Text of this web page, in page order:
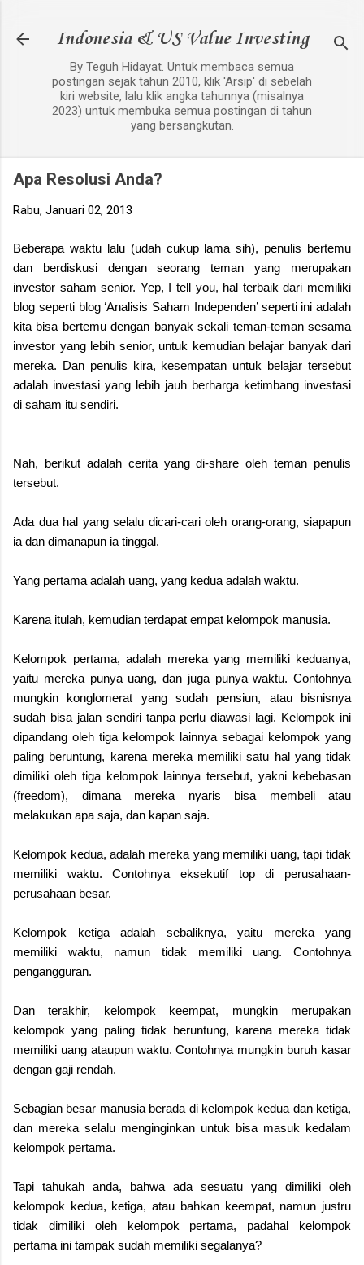
Indonesia & US Value Investing
By Teguh Hidayat. Untuk membaca semua
postingan sejak tahun 2010, klik 'Arsip' di sebelah
kiri website, lalu klik angka tahunnya (misalnya
2023) untuk membuka semua postingan di tahun
yang bersangkutan.
Apa Resolusi Anda?
Rabu, Januari 02, 2013
Beberapa waktu lalu (udah cukup lama sih), penulis bertemu
dan berdiskusi dengan seorang teman yang merupakan
investor saham senior. Yep, I tell you, hal terbaik dari memiliki
blog seperti blog ‘Analisis Saham Independen’ seperti ini adalah
kita bisa bertemu dengan banyak sekali teman-teman sesama
investor yang lebih senior, untuk kemudian belajar banyak dari
mereka. Dan penulis kira, kesempatan untuk belajar tersebut
adalah investasi yang lebih jauh berharga ketimbang investasi
di saham itu sendiri.
Nah, berikut adalah cerita yang di-share oleh teman penulis
tersebut.
Ada dua hal yang selalu dicari-cari oleh orang-orang, siapapun
ia dan dimanapun ia tinggal.
Yang pertama adalah uang, yang kedua adalah waktu.
Karena itulah, kemudian terdapat empat kelompok manusia.
Kelompok pertama, adalah mereka yang memiliki keduanya,
yaitu mereka punya uang, dan juga punya waktu. Contohnya
mungkin konglomerat yang sudah pensiun, atau bisnisnya
sudah bisa jalan sendiri tanpa perlu diawasi lagi. Kelompok ini
dipandang oleh tiga kelompok lainnya sebagai kelompok yang
paling beruntung, karena mereka memiliki satu hal yang tidak
dimiliki oleh tiga kelompok lainnya tersebut, yakni kebebasan
(freedom), dimana mereka nyaris bisa membeli atau
melakukan apa saja, dan kapan saja.
Kelompok kedua, adalah mereka yang memiliki uang, tapi tidak
memiliki waktu. Contohnya eksekutif top di perusahaan-
perusahaan besar.
Kelompok ketiga adalah sebaliknya, yaitu mereka yang
memiliki waktu, namun tidak memiliki uang. Contohnya
pengangguran.
Dan terakhir, kelompok keempat, mungkin merupakan
kelompok yang paling tidak beruntung, karena mereka tidak
memiliki uang ataupun waktu. Contohnya mungkin buruh kasar
dengan gaji rendah.
Sebagian besar manusia berada di kelompok kedua dan ketiga,
dan mereka selalu menginginkan untuk bisa masuk kedalam
kelompok pertama.
Tapi tahukah anda, bahwa ada sesuatu yang dimiliki oleh
kelompok kedua, ketiga, atau bahkan keempat, namun justru
tidak dimiliki oleh kelompok pertama, padahal kelompok
pertama ini tampak sudah memiliki segalanya?